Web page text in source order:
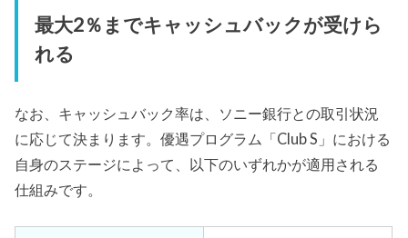
最大2％までキャッシュバックが受けら
れる
なお、キャッシュバック率は、ソニー銀行との取引状況
に応じて決まります。優遇プログラム「Club S」における
自身のステージによって、以下のいずれかが適用される
仕組みです。